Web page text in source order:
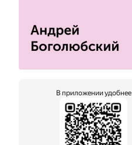
В приложении удобнее